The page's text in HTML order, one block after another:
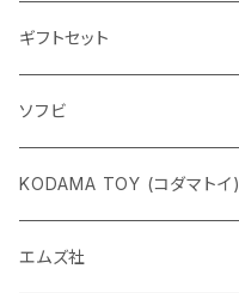
ギフトセット
ソフビ
KODAMA TOY (コダマトイ)
チャーミーちゃん
エムズ社